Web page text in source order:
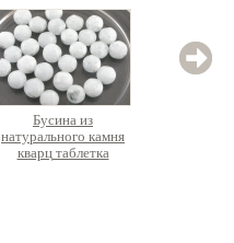
Бусина из
натурального камня
кварц таблетка